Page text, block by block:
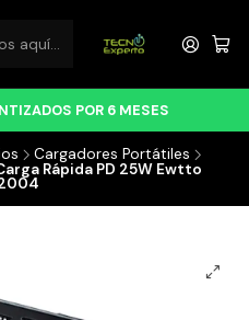
POR 6 MESES
Cargadores Portátiles
Rápida PD 25W Ewtto